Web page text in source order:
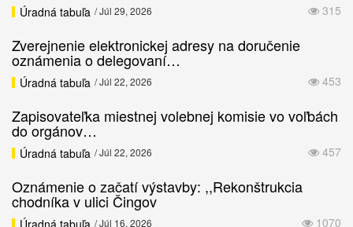
315
Úradná tabuľa / Júl 29, 2026
Zverejnenie elektronickej adresy na doručenie
oznámenia o delegovaní…
453
Úradná tabuľa / Júl 22, 2026
Zapisovateľka miestnej volebnej komisie vo voľbách
do orgánov…
457
Úradná tabuľa / Júl 22, 2026
Oznámenie o začatí výstavby: ,,Rekonštrukcia
chodníka v ulici Čingov
1070
Úradná tabuľa / Júl 16, 2026